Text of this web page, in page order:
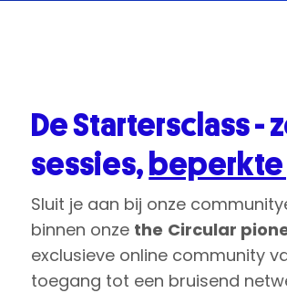
De Startersclass - z
sessies, beperkte
Sluit je aan bij onze community
binnen onze the Circular
exclusieve online community
toegang tot een bruisend